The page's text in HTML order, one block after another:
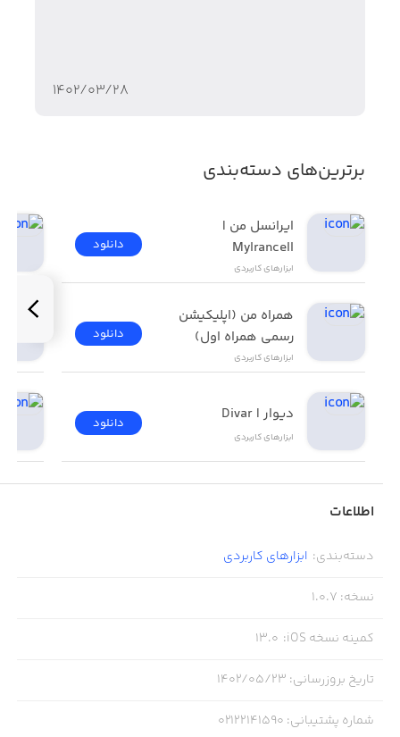
۱۴۰۲/۰۳/۲۸
برترین‌های دسته‌بندی
MyIrancell
ابزار‌های کاربردی
دانلود
رسمی همراه اول)
ابزار‌های کاربردی
دانلود
دیوار | Divar
ابزار‌های کاربردی
دانلود
اطلاعات
دسته‌بندی: ابزار‌های کاربردی
نسخه:
1.0.7
کمینه نسخه iOS :
13.0
تاریخ بروزرسانی: ۱۴۰۲/۰۵/۲۳
شماره پشتیبانی:
02122141590